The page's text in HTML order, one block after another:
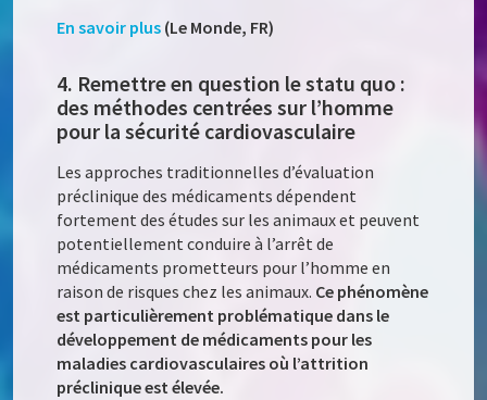
En savoir plus (Le Monde, FR)
4. Remettre en question le statu quo :
des méthodes centrées sur l’homme
pour la sécurité cardiovasculaire
Les approches traditionnelles d’évaluation
préclinique des médicaments dépendent
fortement des études sur les animaux et peuvent
potentiellement conduire à l’arrêt de
médicaments prometteurs pour l’homme en
raison de risques chez les animaux. Ce phénomène
est particulièrement problématique dans le
développement de médicaments pour les
maladies cardiovasculaires où l’attrition
préclinique est élevée.